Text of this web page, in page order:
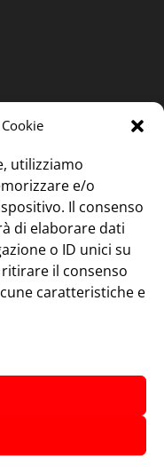
utilizziamo
e/o
Il consenso
di elaborare dati
o ID unici su
il consenso
caratteristiche e
| Sviluppato da